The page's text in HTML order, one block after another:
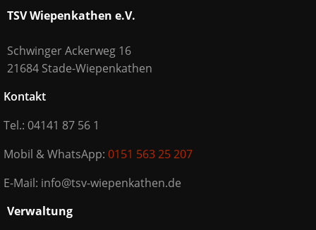
TSV Wiepenkathen e.V.
Schwinger Ackerweg 16
21684 Stade-Wiepenkathen
Kontakt
Tel.: 04141 87 56 1
Mobil & WhatsApp: 0151 563 25 207
E-Mail: info@tsv-wiepenkathen.de
Verwaltung